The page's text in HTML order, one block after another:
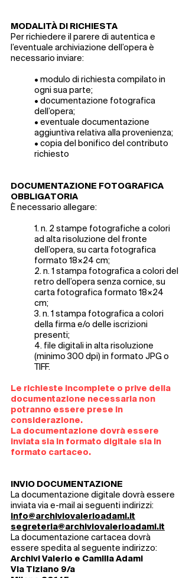
​MODALITÀ DI RICHIESTA
Per richiedere il parere di autentica e
l’eventuale archiviazione dell’opera è
necessario inviare:
• modulo di richiesta compilato in
ogni sua parte;
• documentazione fotografica
dell’opera;
• eventuale documentazione
aggiuntiva relativa alla provenienza;
• copia del bonifico del contributo
richiesto
DOCUMENTAZIONE FOTOGRAFICA
OBBLIGATORIA
È necessario allegare:
1. n. 2 stampe fotografiche a colori
ad alta risoluzione del fronte
dell’opera, su carta fotografica
formato 18×24 cm;
2. n. 1 stampa fotografica a colori del
retro dell’opera senza cornice, su
carta fotografica formato 18×24
cm;
3. n. 1 stampa fotografica a colori
della firma e/o delle iscrizioni
presenti;
4. file digitali in alta risoluzione
(minimo 300 dpi) in formato JPG o
TIFF.
Le richieste incomplete o prive della
documentazione necessaria non
potranno essere prese in
considerazione.
La documentazione dovrà essere
inviata sia in formato digitale sia in
formato cartaceo.
INVIO DOCUMENTAZIONE
La documentazione digitale dovrà essere
inviata via e-mail ai seguenti indirizzi:
info@archiviovalerioadami.it
segreteria@archiviovalerioadami.it
La documentazione cartacea dovrà
essere spedita al seguente indirizzo:
Archivi Valerio e Camilla Adami
Via Tiziano 9/a